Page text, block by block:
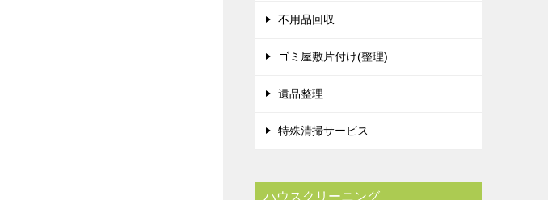
不用品回収
ゴミ屋敷片付け(整理)
遺品整理
特殊清掃サービス
ハウスクリーニング